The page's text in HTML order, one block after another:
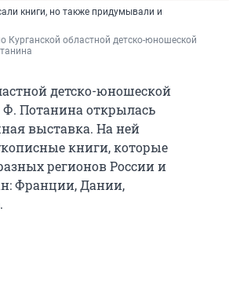
книги, но также придумывали и
Курганской областной детско-юношеской
детско-юношеской
Ф. Потанина открылась
выставка. На ней
книги, которые
регионов России и
Франции, Дании,